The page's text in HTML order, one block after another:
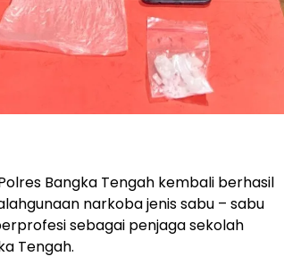
Bangka Tengah kembali berhasil
narkoba jenis sabu – sabu
sebagai penjaga sekolah
Tengah.